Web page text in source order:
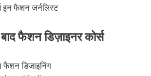
इन फैशन जर्नलिस्ट
फैशन डिज़ाइनर कोर्स
फैशन डिजाइनिंग